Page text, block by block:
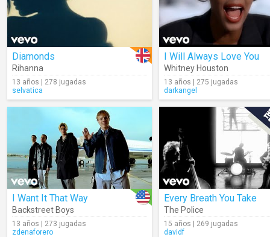
Diamonds
Rihanna
13 años | 278 jugadas
selvatica
I Will Always Love You
Whitney Houston
13 años | 275 jugadas
darkangel
I Want It That Way
Backstreet Boys
13 años | 273 jugadas
zdenaforero
Every Breath You Take
The Police
15 años | 269 jugadas
davidf